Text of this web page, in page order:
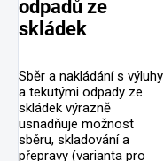
odpadů ze
skládek
Sběr a nakládání s výluhy
a tekutými odpady ze
skládek výrazně
usnadňuje možnost
sběru, skladování a
přepravy (varianta pro